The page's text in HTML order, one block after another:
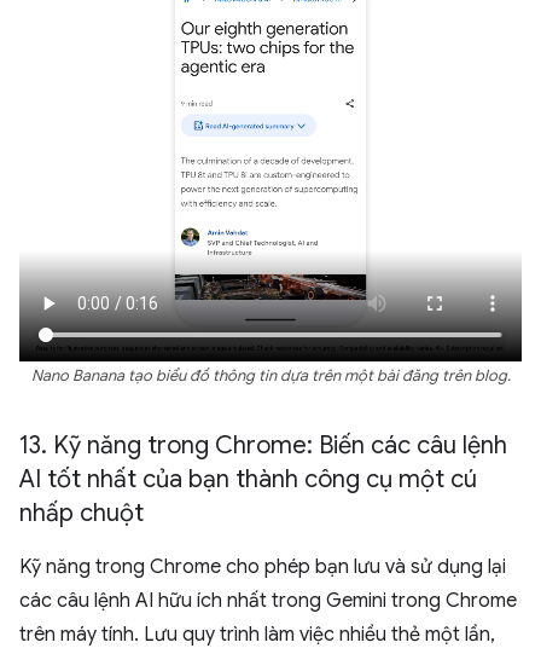
Nano Banana tạo biểu đồ thông tin dựa trên một bài đăng trên blog.
13. Kỹ năng trong Chrome: Biến các câu lệnh
AI tốt nhất của bạn thành công cụ một cú
nhấp chuột
Kỹ năng trong Chrome cho phép bạn lưu và sử dụng lại
các câu lệnh AI hữu ích nhất trong Gemini trong Chrome
trên máy tính. Lưu quy trình làm việc nhiều thẻ một lần,